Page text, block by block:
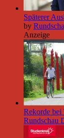
Späterer
by
Anzeige
Rekorde bei
Rundschau